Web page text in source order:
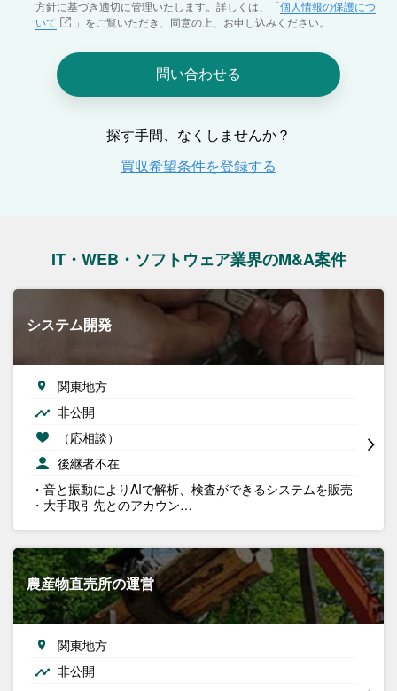
IT・WEB・ソフトウェア業界のM&A案件
システム開発
関東地方
非公開
（応相談）
後継者不在
・音と振動によりAIで解析、検査ができるシステムを販売
・大手取引先とのアカウン…
農産物直売所の運営
関東地方
非公開